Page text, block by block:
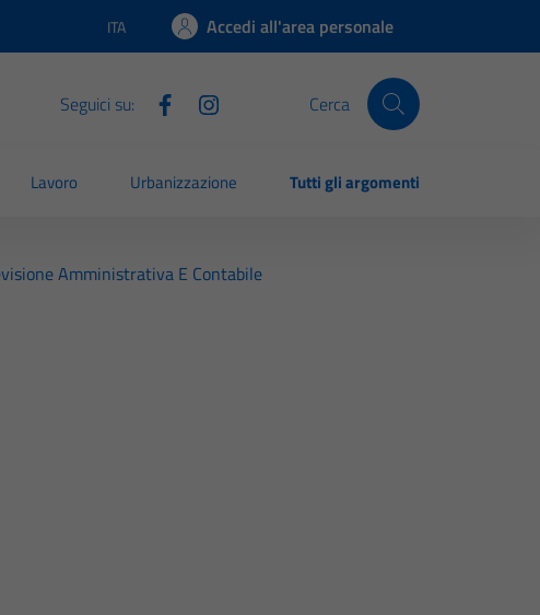
Lingua attiva:
ITA Accedi all'area personale
Seguici su: Cerca
Lavoro Urbanizzazione Tutti gli argomenti
Amministrativa E Contabile